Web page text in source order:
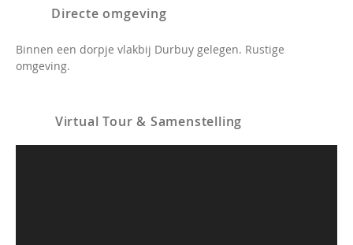
Directe omgeving
Binnen een dorpje vlakbij Durbuy gelegen. Rustige
omgeving.
Virtual Tour & Samenstelling